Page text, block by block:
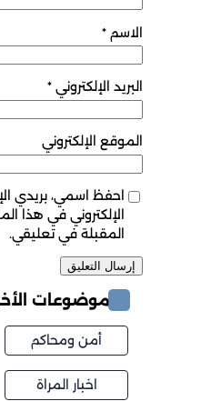
الاسم *
البريد الإلكتروني *
الموقع الإلكتروني
احفظ اسمي، بريدي
الإلكتروني في هذا
المقبلة في تعليقي.
موضوعات
أمن ومحاكم
اخبار المراة